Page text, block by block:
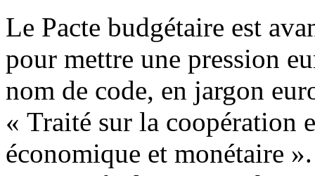
Le Pacte budgétaire est
pour mettre une pression
nom de code, en jargon
« Traité sur la coopération
économique et monétaire